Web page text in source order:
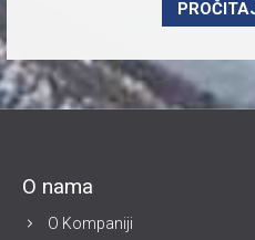
O nama
O Kompaniji